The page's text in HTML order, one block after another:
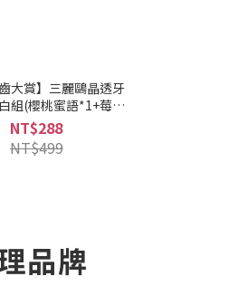
齒大賞】三麗鷗晶透牙
組(櫻桃蜜語*1+莓漾
贈淨白牙膏30g)
NT$288
NT$499
品牌